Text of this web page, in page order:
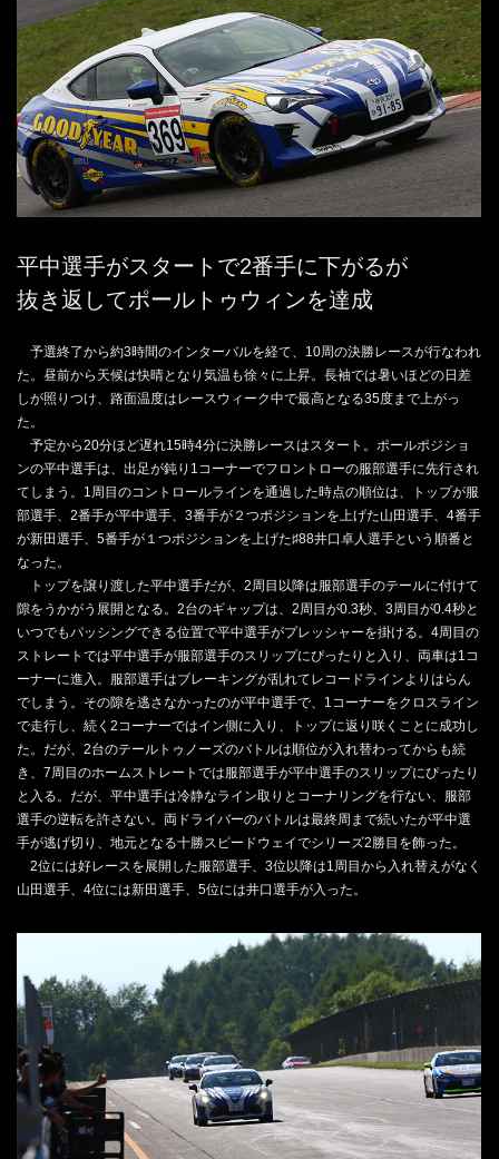
平中選手がスタートで2番手に下がるが
抜き返してポールトゥウィンを達成
予選終了から約3時間のインターバルを経て、10周の決勝レースが行なわれ
た。昼前から天候は快晴となり気温も徐々に上昇。長袖では暑いほどの日差
しが照りつけ、路面温度はレースウィーク中で最高となる35度まで上がっ
た。
予定から20分ほど遅れ15時4分に決勝レースはスタート。ポールポジショ
ンの平中選手は、出足が鈍り1コーナーでフロントローの服部選手に先行され
てしまう。1周目のコントロールラインを通過した時点の順位は、トップが服
部選手、2番手が平中選手、3番手が２つポジションを上げた山田選手、4番手
が新田選手、5番手が１つポジションを上げた♯88井口卓人選手という順番と
なった。
トップを譲り渡した平中選手だが、2周目以降は服部選手のテールに付けて
隙をうかがう展開となる。2台のギャップは、2周目が0.3秒、3周目が0.4秒と
いつでもパッシングできる位置で平中選手がプレッシャーを掛ける。4周目の
ストレートでは平中選手が服部選手のスリップにぴったりと入り、両車は1コ
ーナーに進入。服部選手はブレーキングが乱れてレコードラインよりはらん
でしまう。その隙を逃さなかったのが平中選手で、1コーナーをクロスライン
で走行し、続く2コーナーではイン側に入り、トップに返り咲くことに成功し
た。だが、2台のテールトゥノーズのバトルは順位が入れ替わってからも続
き、7周目のホームストレートでは服部選手が平中選手のスリップにぴったり
と入る。だが、平中選手は冷静なライン取りとコーナリングを行ない、服部
選手の逆転を許さない。両ドライバーのバトルは最終周まで続いたが平中選
手が逃げ切り、地元となる十勝スピードウェイでシリーズ2勝目を飾った。
2位には好レースを展開した服部選手、3位以降は1周目から入れ替えがなく
山田選手、4位には新田選手、5位には井口選手が入った。